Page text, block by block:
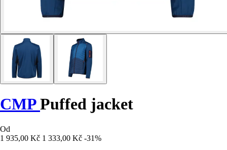
CMPPuffed jacket
Od
1 935,00 Kč 1 333,00 Kč -31%